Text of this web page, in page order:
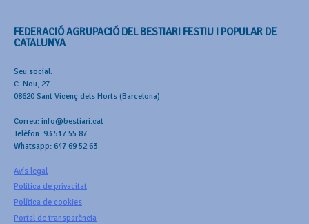
FEDERACIÓ AGRUPACIÓ DEL BESTIARI FESTIU I POPULAR DE
CATALUNYA
Seu social:
C. Nou, 27
08620 Sant Vicenç dels Horts (Barcelona)
Correu: info@bestiari.cat
Telèfon: 93 517 55 87
Whatsapp: 647 69 52 63
Avís legal
Política de privacitat
Política de cookies
Portal de transparència